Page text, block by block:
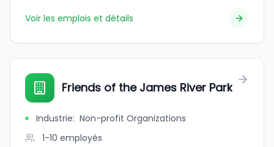
Voir les emplois et détails
Friends of the James River Park
Industrie: Non-profit Organizations
1-10 employés